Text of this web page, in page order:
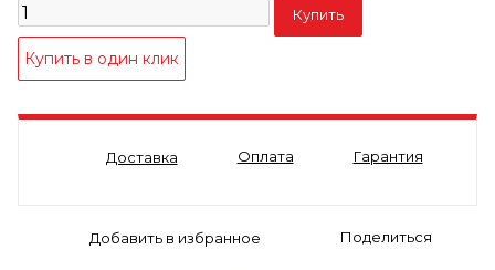
Доставка Оплата Гарантия
Поделиться